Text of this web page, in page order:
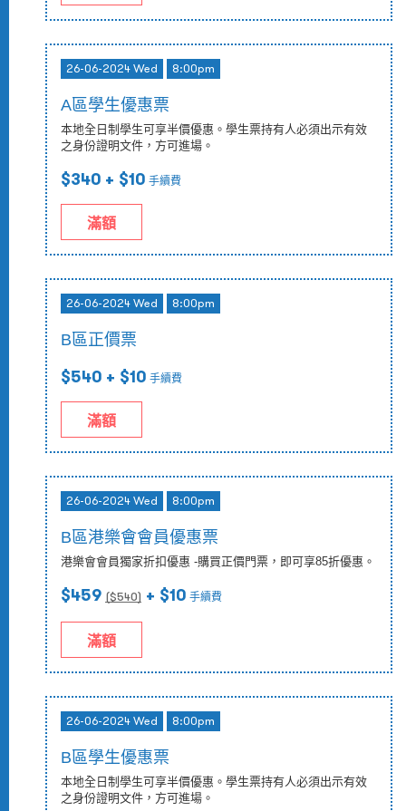
26-06-2024 Wed 8:00pm
A區學生優惠票
本地全日制學生可享半價優惠。學生票持有人必須出示有效
之身份證明文件，方可進場。
$340 + $10 手續費
滿額
26-06-2024 Wed 8:00pm
B區正價票
$540 + $10 手續費
滿額
26-06-2024 Wed 8:00pm
B區港樂會會員優惠票
港樂會會員獨家折扣優惠 -購買正價門票，即可享85折優惠。
$459 ($540) + $10 手續費
滿額
26-06-2024 Wed 8:00pm
B區學生優惠票
本地全日制學生可享半價優惠。學生票持有人必須出示有效
之身份證明文件，方可進場。